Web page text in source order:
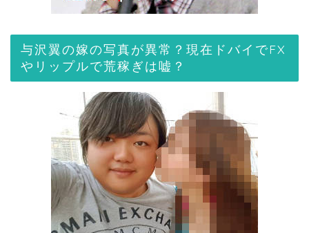
与沢翼の嫁の写真が異常？現在ドバイでFX
やリップルで荒稼ぎは嘘？